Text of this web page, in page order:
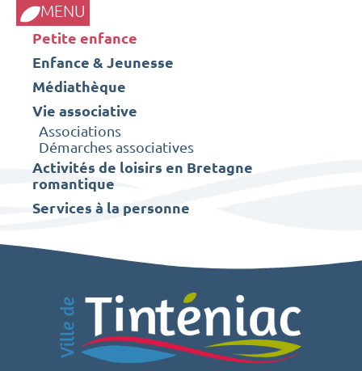
MENU
Petite enfance
Enfance & Jeunesse
Médiathèque
Vie associative
Associations
Démarches associatives
Activités de loisirs en Bretagne
romantique
Services à la personne